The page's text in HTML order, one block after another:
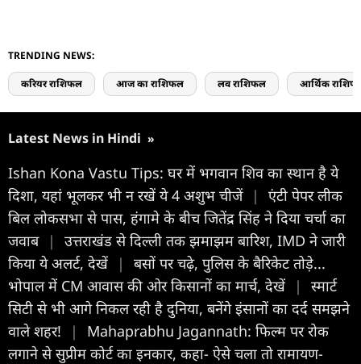
TRENDING NEWS:
करियर राशिफल आज का राशिफल लव राशिफल आर्थिक
Latest News in Hindi »
Ishan Kona Vastu Tips: घर में भगवान शिव का स्थान है ये
दिशा, यहां भूलकर भी न रखें ये 4 अशुभ चीजें |
एंटी पेपर लीक
बिल लोकसभा से पास, हंगामे के बीच जितेंद्र सिंह ने दिया चर्चा का
जवाब |
उत्तराखंड से दिल्ली तक झमाझम बारिश, IMD ने जारी
किया ये अलर्ट, देखें
|
बसों पर चढ़े, पुलिस के बैरिकेट तोड़े...
भोपाल में CM आवास की ओर किसानों का मार्च, देखें
|
स्मार्ट
सिटी से भी आगे निकल रही है दुनिया, बनेंगे इंसानों का दर्द समझने
वाले शहर!
|
Mahaprabhu Jagannath: फिल्म पर रोक
लगाने से सुप्रीम कोर्ट का इनकार, कहा- ऐसे चला तो रामायण-